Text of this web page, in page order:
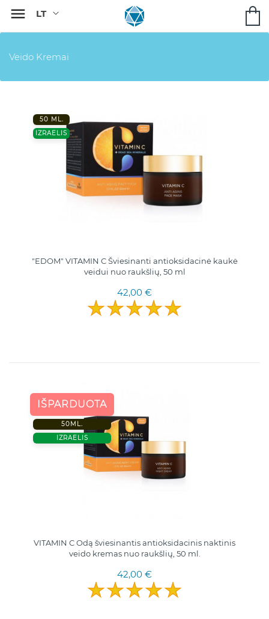

Veido Kremai
50 ML.
IZRAELIS
"EDOM" VITAMIN C Šviesinanti antioksidacinė kaukė
veidui nuo raukšlių, 50 ml
42,00 €
IŠPARDUOTA
50ML.
IZRAELIS
VITAMIN C Odą šviesinantis antioksidacinis naktinis
veido kremas nuo raukšlių, 50 ml.
42,00 €